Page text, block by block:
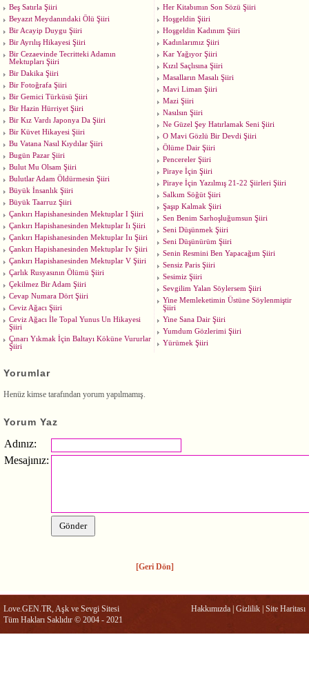
Beş Satırla Şiiri
Beyazıt Meydanındaki Ölü Şiiri
Bir Acayip Duygu Şiiri
Bir Ayrılış Hikayesi Şiiri
Bir Cezaevinde Tecritteki Adamın
Mektupları Şiiri
Bir Dakika Şiiri
Bir Fotoğrafa Şiiri
Bir Gemici Türküsü Şiiri
Bir Hazin Hürriyet Şiiri
Bir Kız Vardı Japonya Da Şiiri
Bir Küvet Hikayesi Şiiri
Bu Vatana Nasıl Kıydılar Şiiri
Bugün Pazar Şiiri
Bulut Mu Olsam Şiiri
Bulutlar Adam Öldürmesin Şiiri
Büyük İnsanlık Şiiri
Büyük Taarruz Şiiri
Çankırı Hapishanesinden Mektuplar I Şiiri
Çankırı Hapishanesinden Mektuplar Iı Şiiri
Çankırı Hapishanesinden Mektuplar Iıı Şiiri
Çankırı Hapishanesinden Mektuplar Iv Şiiri
Çankırı Hapishanesinden Mektuplar V Şiiri
Çarlık Rusyasının Ölümü Şiiri
Çekilmez Bir Adam Şiiri
Cevap Numara Dört Şiiri
Ceviz Ağacı Şiiri
Ceviz Ağacı İle Topal Yunus Un Hikayesi
Şiiri
Çınarı Yıkmak İçin Baltayı Köküne Vururlar
Şiiri
Her Kitabımın Son Sözü Şiiri
Hoşgeldin Şiiri
Hoşgeldin Kadınım Şiiri
Kadınlarımız Şiiri
Kar Yağıyor Şiiri
Kızıl Saçlısına Şiiri
Masalların Masalı Şiiri
Mavi Liman Şiiri
Mazi Şiiri
Nasılsın Şiiri
Ne Güzel Şey Hatırlamak Seni Şiiri
O Mavi Gözlü Bir Devdi Şiiri
Ölüme Dair Şiiri
Pencereler Şiiri
Piraye İçin Şiiri
Piraye İçin Yazılmış 21-22 Şiirleri Şiiri
Salkım Söğüt Şiiri
Şaşıp Kalmak Şiiri
Sen Benim Sarhoşluğumsun Şiiri
Seni Düşünmek Şiiri
Seni Düşünürüm Şiiri
Senin Resmini Ben Yapacağım Şiiri
Sensiz Paris Şiiri
Sesimiz Şiiri
Sevgilim Yalan Söylersem Şiiri
Yine Memleketimin Üstüne Söylenmiştir
Şiiri
Yine Sana Dair Şiiri
Yumdum Gözlerimi Şiiri
Yürümek Şiiri
Yorumlar
Henüz kimse tarafından yorum yapılmamış.
Yorum Yaz
Adınız:
Mesajınız:
[Geri Dön]
Love.GEN.TR, Aşk ve Sevgi Sitesi
Tüm Hakları Saklıdır © 2004 - 2021
Hakkımızda | Gizlilik | Site Haritası